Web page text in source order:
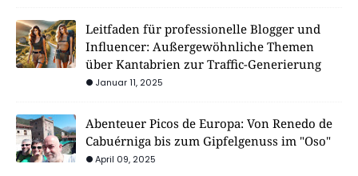
Leitfaden für professionelle Blogger und
Influencer: Außergewöhnliche Themen
über Kantabrien zur Traffic-Generierung
Januar 11, 2025
Abenteuer Picos de Europa: Von Renedo de
Cabuérniga bis zum Gipfelgenuss im "Oso"
April 09, 2025